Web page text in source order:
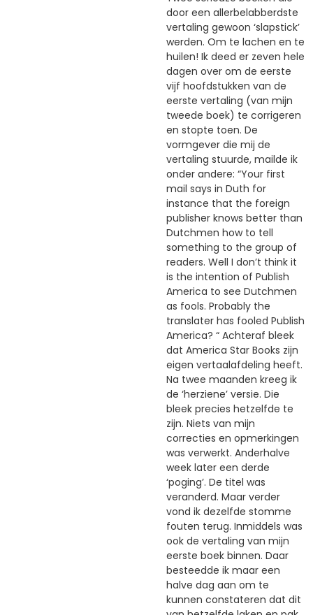
door een allerbelabberdste
vertaling gewoon ‘slapstick’
werden. Om te lachen en te
huilen! Ik deed er zeven hele
dagen over om de eerste
vijf hoofdstukken van de
eerste vertaling (van mijn
tweede boek) te corrigeren
en stopte toen. De
vormgever die mij de
vertaling stuurde, mailde ik
onder andere: “Your first
mail says in Duth for
instance that the foreign
publisher knows better than
Dutchmen how to tell
something to the group of
readers. Well I don’t think it
is the intention of Publish
America to see Dutchmen
as fools. Probably the
translater has fooled Publish
America? “ Achteraf bleek
dat America Star Books zijn
eigen vertaalafdeling heeft.
Na twee maanden kreeg ik
de ‘herziene’ versie. Die
bleek precies hetzelfde te
zijn. Niets van mijn
correcties en opmerkingen
was verwerkt. Anderhalve
week later een derde
‘poging’. De titel was
veranderd. Maar verder
vond ik dezelfde stomme
fouten terug. Inmiddels was
ook de vertaling van mijn
eerste boek binnen. Daar
besteedde ik maar een
halve dag aan om te
kunnen constateren dat dit